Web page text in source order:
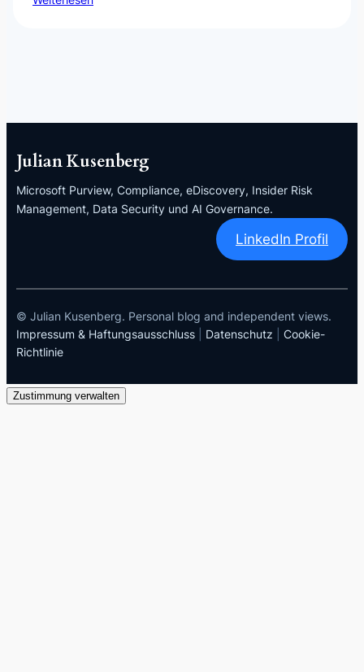
Julian Kusenberg
Microsoft Purview, Compliance, eDiscovery, Insider Risk
Management, Data Security und AI Governance.
LinkedIn Profil
© Julian Kusenberg. Personal blog and independent views.
Impressum & Haftungsausschluss
Datenschutz
Cookie-
Richtlinie
Zustimmung verwalten